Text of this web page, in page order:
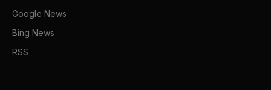
Google News
Bing News
RSS